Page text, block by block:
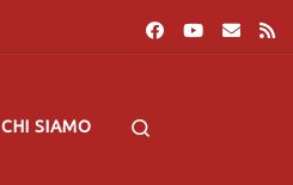
CHI SIAMO